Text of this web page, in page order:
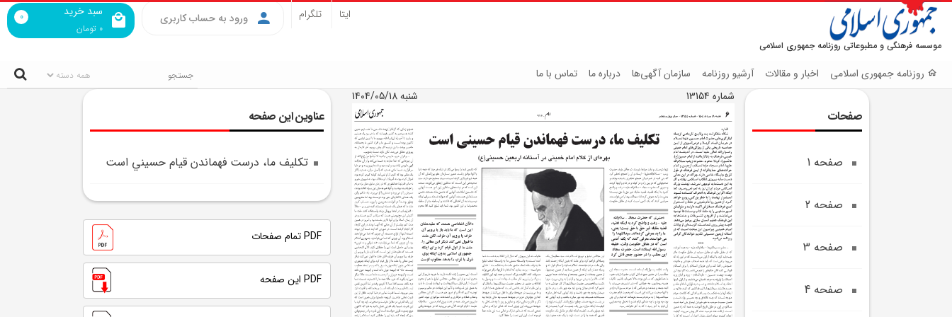
موسسه فرهنگی و مطبوعاتی روزنامه جمهوری اسلامی
سبد خرید
0 تومان
0 ورود به حساب کاربری ایتا تلگرام
روزنامه جمهوری اسلامی اخبار و مقالات آرشیو روزنامه سازمان آگهی‌ها درباره ما تماس با ما
صفحات
صفحه 1
صفحه 2
صفحه 3
صفحه 4
شماره 13154 شنبه 1404/05/18
عناوین این صفحه
تکليف ما، درست فهماندن قيام حسيني است
PDF تمام صفحات
PDF این صفحه